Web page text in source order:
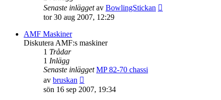
Senaste inläggetav BowlingStickan
tor 30 aug 2007, 12:29
AMF Maskiner
Diskutera AMF:s maskiner
1 Trådar
1 Inlägg
Senaste inlägget MP 82-70 chassi
av bruskan
till
sön 16 sep 2007, 19:34